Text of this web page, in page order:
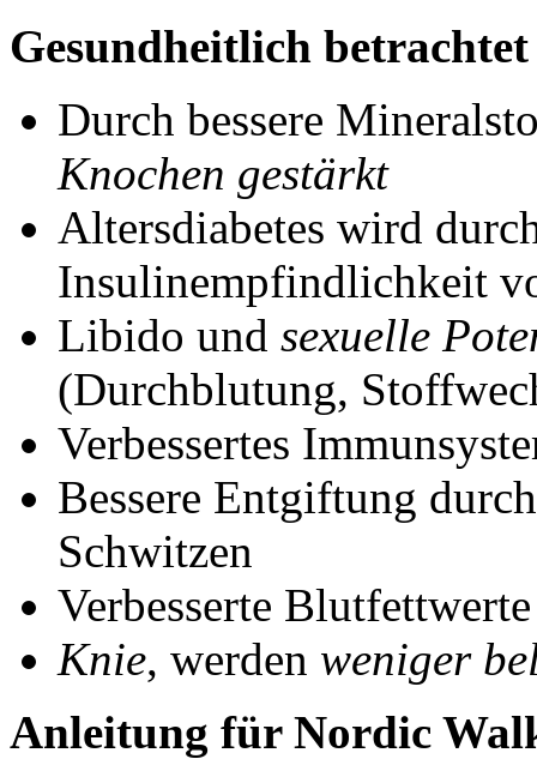
Gesundheitlich betrachtet
Durch bessere
Knochen gestärkt
Altersdiabetes wird
Insulinempfindlichkeit
Libido und sexuelle
(Durchblutung,
Verbessertes
Bessere Entgiftung
Schwitzen
Verbesserte Blutfettwerte
Knie, werden weniger
Anleitung für Nordic